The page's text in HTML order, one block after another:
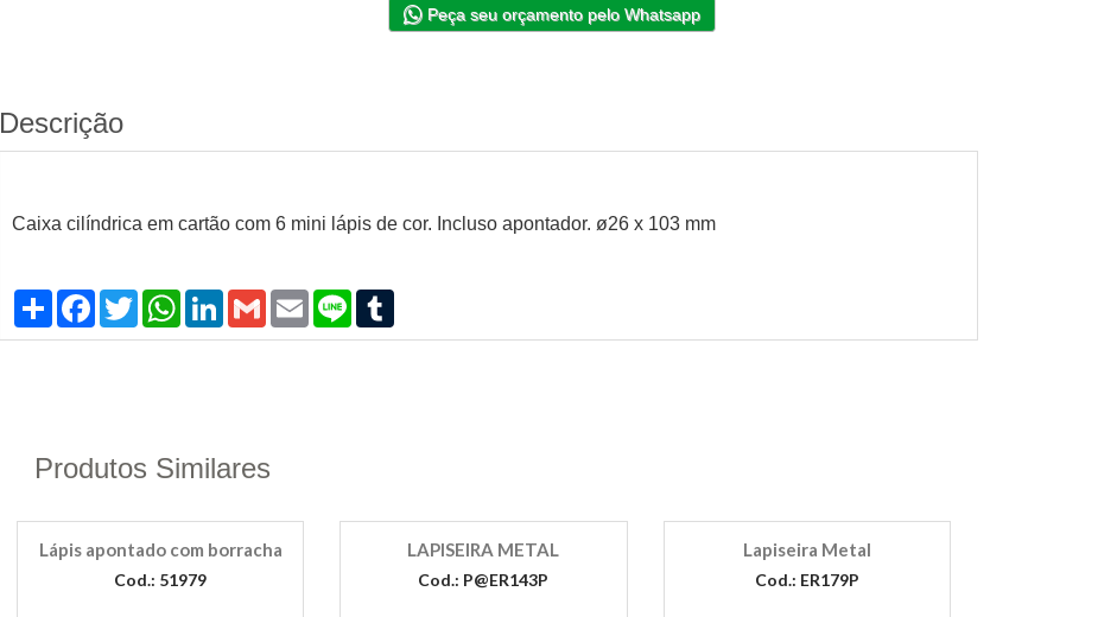
Peça seu orçamento pelo Whatsapp
Descrição
Caixa cilíndrica em cartão com 6 mini lápis de cor. Incluso apontador. ø26 x 103 mm
Compartilhar
Facebook
TwitterWhatsApp
LinkedIn
GmailEmailLine
Produtos Similares
Lápis apontado com borracha
Cod.: 51979
LAPISEIRA METAL
Cod.: P@ER143P
Lapiseira Metal
Cod.: ER179P